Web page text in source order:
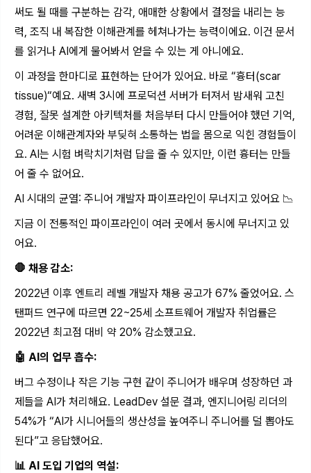
써도 될 때를 구분하는 감각, 애매한 상황에서 결정을 내리는 능
력, 조직 내 복잡한 이해관계를 헤쳐나가는 능력이에요. 이건 문서
를 읽거나 AI에게 물어봐서 얻을 수 있는 게 아니에요.
이 과정을 한마디로 표현하는 단어가 있어요. 바로 “흉터(scar
tissue)“예요. 새벽 3시에 프로덕션 서버가 터져서 밤새워 고친
경험, 잘못 설계한 아키텍처를 처음부터 다시 만들어야 했던 기억,
어려운 이해관계자와 부딪혀 소통하는 법을 몸으로 익힌 경험들이
요. AI는 시험 벼락치기처럼 답을 줄 수 있지만, 이런 흉터는 만들
어 줄 수 없어요.
AI 시대의 균열: 주니어 개발자 파이프라인이 무너지고 있어요 📉
지금 이 전통적인 파이프라인이 여러 곳에서 동시에 무너지고 있
어요.
🛑 채용 감소:
2022년 이후 엔트리 레벨 개발자 채용 공고가 67% 줄었어요. 스
탠퍼드 연구에 따르면 22~25세 소프트웨어 개발자 취업률은
2022년 최고점 대비 약 20% 감소했고요.
🤖 AI의 업무 흡수:
버그 수정이나 작은 기능 구현 같이 주니어가 배우며 성장하던 과
제들을 AI가 처리해요. LeadDev 설문 결과, 엔지니어링 리더의
54%가 “AI가 시니어들의 생산성을 높여주니 주니어를 덜 뽑아도
된다”고 응답했어요.
📊 AI 도입 기업의 역설: